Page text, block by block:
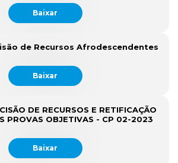
Baixar
de Recursos Afrodescendentes
Baixar
DE RECURSOS E RETIFICAÇÃO
PROVAS OBJETIVAS - CP 02-2023
Baixar